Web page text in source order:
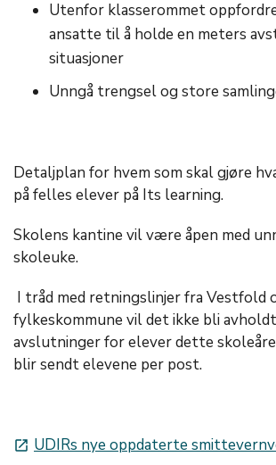
Utenfor klasserommet
ansatte til å holde en meters
situasjoner
Unngå trengsel og store
Detaljplan for hvem som skal gjøre
på felles elever på Its learning.
Skolens kantine vil være åpen med
skoleuke.
I tråd med retningslinjer fra Vestfold
fylkeskommune vil det ikke bli
avslutninger for elever dette
blir sendt elevene per post.
launch UDIRs nye oppdaterte